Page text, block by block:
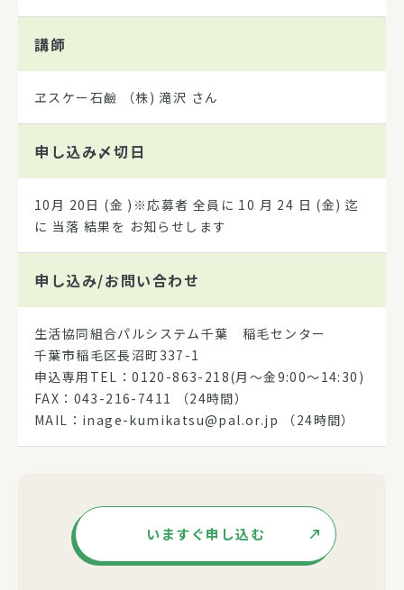
講師
ヱスケー石鹼 （株) 滝沢 さん
申し込み〆切日
10月 20日 (金 )※応募者 全員に 10 月 24 日 (金) 迄
に 当落 結果を お知らせします
申し込み/お問い合わせ
生活協同組合パルシステム千葉 稲毛センター
千葉市稲毛区長沼町337-1
申込専用TEL：0120-863-218(月～金9:00～14:30)
FAX：043-216-7411 （24時間）
MAIL：inage-kumikatsu@pal.or.jp （24時間）
いますぐ申し込む